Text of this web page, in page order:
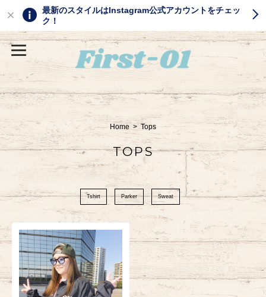
最新のスタイルはInstagram公式アカウントをチェッ
ク！
Home Tops
TOPS
Tshirt Parker Sweat